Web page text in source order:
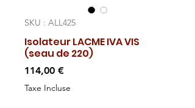
SKU : ALL425
Isolateur LACME IVA VIS
(seau de 220)
114,00 €Prix
Taxe Incluse